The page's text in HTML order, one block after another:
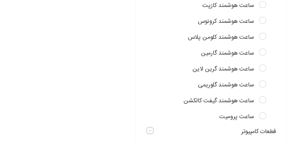
ساعت هوشمند کازپت
ساعت هوشمند کرونوس
ساعت هوشمند کلومن پلاس
ساعت هوشمند گارمین
ساعت هوشمند گرین لاین
ساعت هوشمند گلوریمی
ساعت هوشمند گیفت کالکشن
ساعت پرومیت
قطعات کامپیوتر